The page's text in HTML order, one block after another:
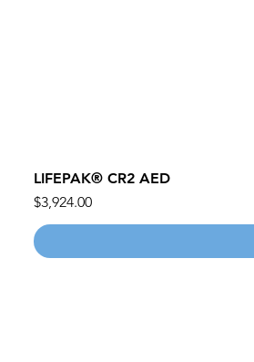
LIFEPAK® CR2 AED
價格
$3,924.00